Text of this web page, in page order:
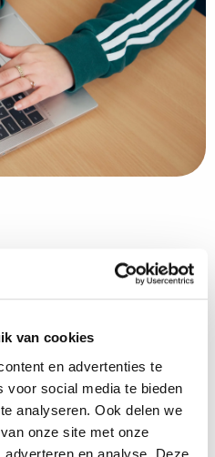
van cookies
en advertenties te
voor social media te bieden
analyseren. Ook delen we
onze site met onze
en analyse. Deze